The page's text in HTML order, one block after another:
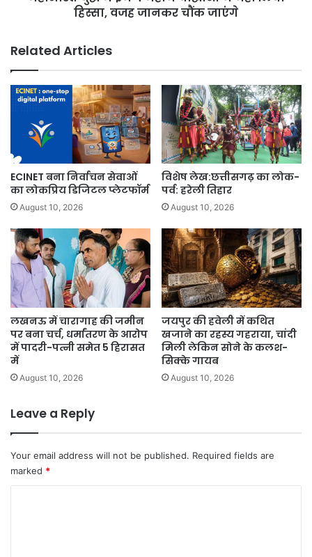
चौंक
जाएंगे
हिस्सा, वजह जानकर चौंक जाएंगे
Related Articles
ECINET बना निर्वाचन सेवाओं
का लोकप्रिय डिजिटल प्लेटफॉर्म
August 10, 2026
विशेष लेख:छत्तीसगढ़ का लोक-
पर्व: हरेली तिहार
August 10, 2026
लखनऊ में चारागाह की जमीन
पर बना चर्च, धर्मांतरण के आरोप
में पादरी-पत्नी समेत 5 हिरासत
में
August 10, 2026
जयपुर की हवेली में कथित
खजाने का रहस्य गहराया, चांदी
मिली लेकिन सोने के कलश-
सिक्के गायब
August 10, 2026
Leave a Reply
Your email address will not be published. Required fields are
marked *